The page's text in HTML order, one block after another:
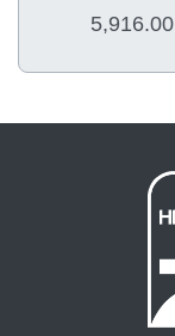
5,916.00